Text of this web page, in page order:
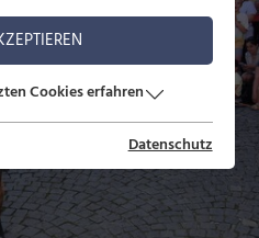
Cookies erfahren
Datenschutz